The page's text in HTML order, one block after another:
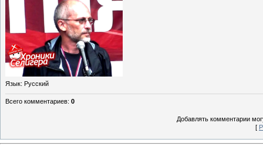
Язык: Русский
Всего комментариев: 0
Добавлять комментарии
[